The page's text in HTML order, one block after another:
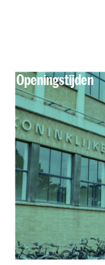
Openingstijden